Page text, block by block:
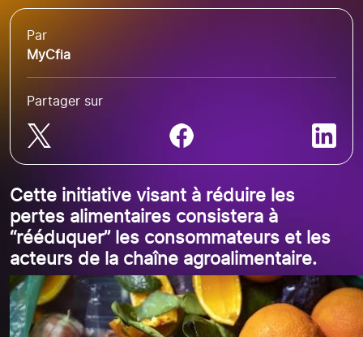
Par
MyCfia
Partager sur
Cette initiative visant à réduire les
pertes alimentaires consistera à
“rééduquer” les consommateurs et les
acteurs de la chaîne agroalimentaire.